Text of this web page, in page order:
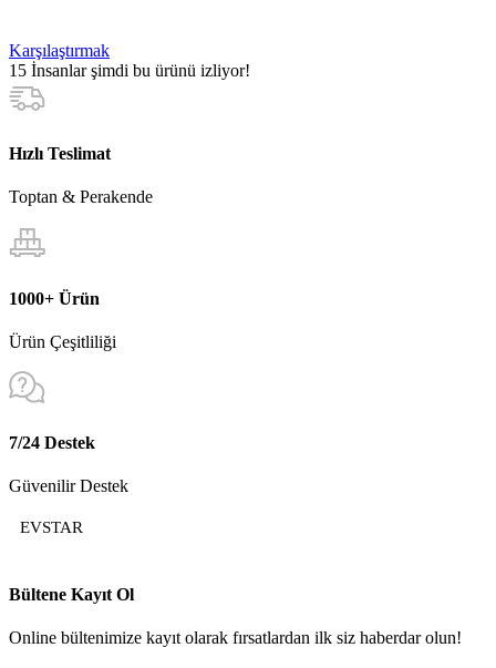
Karşılaştırmak
15 İnsanlar şimdi bu ürünü izliyor!
Hızlı Teslimat
Toptan & Perakende
1000+ Ürün
Ürün Çeşitliliği
7/24 Destek
Güvenilir Destek
EVSTAR
Bültene Kayıt Ol
Online bültenimize kayıt olarak fırsatlardan ilk siz haberdar olun!